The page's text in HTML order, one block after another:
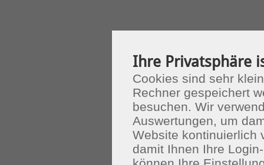
Ihre Privatsphäre
Cookies sind sehr
Rechner gespeichert
besuchen. Wir
Auswertungen, um
Website kontinuierlich
damit Ihnen Ihre